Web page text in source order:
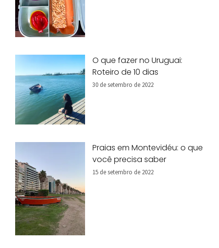
O que fazer no Uruguai:
Roteiro de 10 dias
30 de setembro de 2022
Praias em Montevidéu: o que
você precisa saber
15 de setembro de 2022